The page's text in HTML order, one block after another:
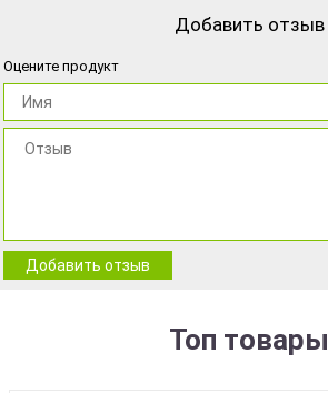
Добавить отзыв
Оцените продукт
Добавить отзыв
Топ товары